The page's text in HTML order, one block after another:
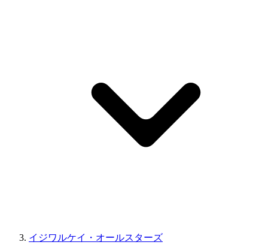
イジワルケイ・オールスターズ